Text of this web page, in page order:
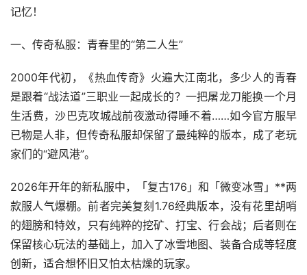
记忆！
一、传奇私服：青春里的“第二人生”
2000年代初，《热血传奇》火遍大江南北，多少人的青春
是跟着“战法道”三职业一起成长的？一把屠龙刀能换一个月
生活费，沙巴克攻城战前夜激动得睡不着……如今官方服早
已物是人非，但传奇私服却保留了最纯粹的版本，成了老玩
家们的“避风港”。
2026年开年的新私服中，「复古176」和「微变冰雪」**两
款服人气爆棚。前者完美复刻1.76经典版本，没有花里胡哨
的翅膀和特效，只有纯粹的挖矿、打宝、行会战；后者则在
保留核心玩法的基础上，加入了冰雪地图、装备合成等轻度
创新，适合想怀旧又怕太枯燥的玩家。